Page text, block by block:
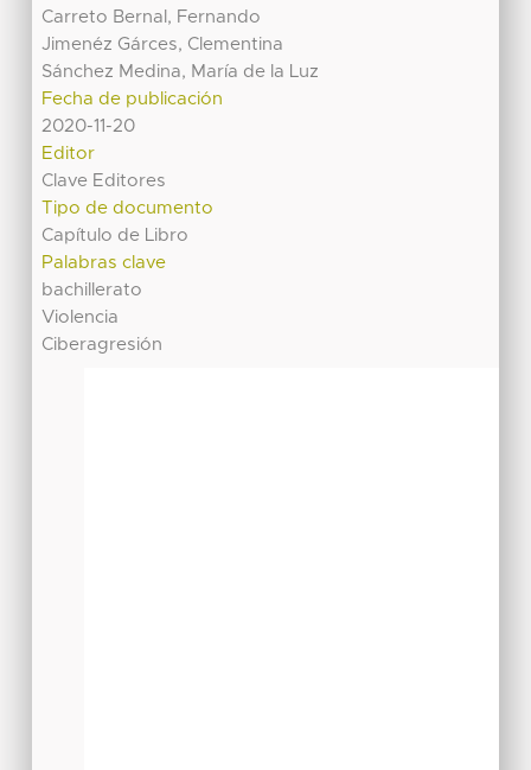
Carreto Bernal, Fernando
Jimenéz Gárces, Clementina
Sánchez Medina, María de la Luz
Fecha de publicación
2020-11-20
Editor
Clave Editores
Tipo de documento
Capítulo de Libro
Palabras clave
bachillerato
Violencia
Ciberagresión